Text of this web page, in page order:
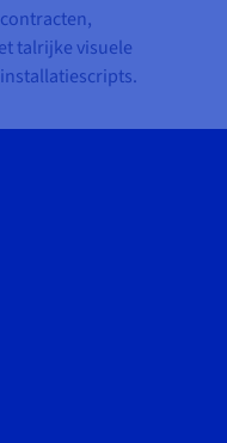
talrijke visuele